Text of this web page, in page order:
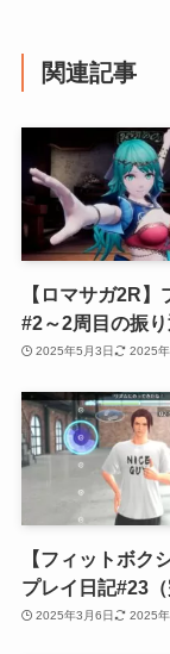
関連記事
【ロマサガ2R】
#2～2周目の振
2025年5月3日 2025
【フィットボク
プレイ日記#23（
2025年3月6日 2025